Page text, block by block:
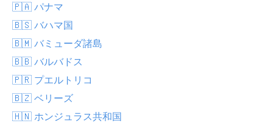
🇵🇦 パナマ
🇧🇸 バハマ国
🇧🇲 バミューダ諸島
🇧🇧 バルバドス
🇵🇷 プエルトリコ
🇧🇿 ベリーズ
🇭🇳 ホンジュラス共和国